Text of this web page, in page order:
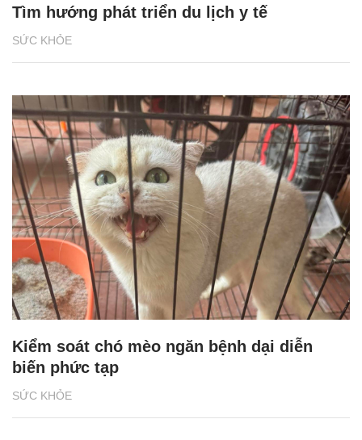
SỨC KHỎE
Tìm hướng phát triển du lịch y tế
SỨC KHỎE
Kiểm soát chó mèo ngăn bệnh dại diễn
biến phức tạp